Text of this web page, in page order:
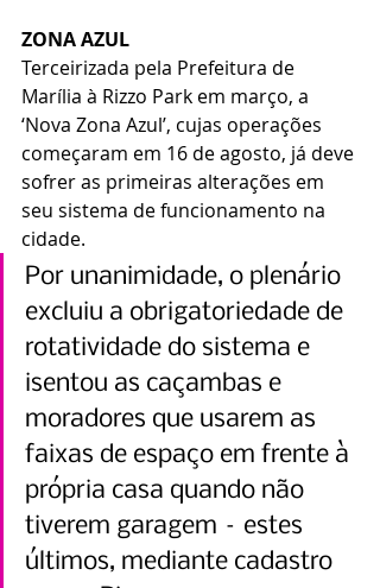
ZONA AZUL
Terceirizada pela Prefeitura de
Marília à Rizzo Park em março, a
‘Nova Zona Azul’, cujas operações
começaram em 16 de agosto, já deve
sofrer as primeiras alterações em
seu sistema de funcionamento na
cidade.
Por unanimidade, o plenário
excluiu a obrigatoriedade de
rotatividade do sistema e
isentou as caçambas e
moradores que usarem as
faixas de espaço em frente à
própria casa quando não
tiverem garagem – estes
últimos, mediante cadastro